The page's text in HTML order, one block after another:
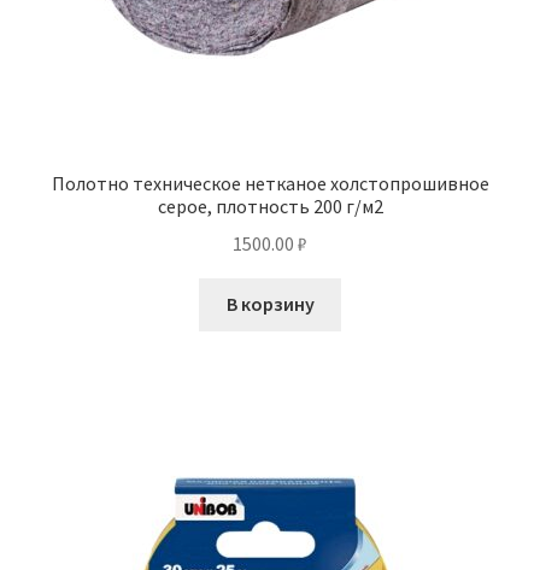
Полотно техническое нетканое холстопрошивное
серое, плотность 200 г/м2
1500.00 ₽
В корзину